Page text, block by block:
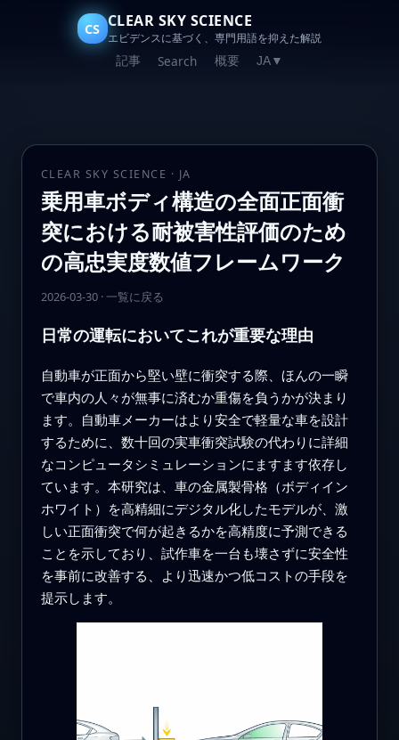
CS CLEAR SKY SCIENCE
エビデンスに基づく、専門用語を抑えた解説
記事 Search 概要 JA▼
CLEAR SKY SCIENCE · JA
乗用車ボディ構造の全面正面衝
突における耐被害性評価のため
の高忠実度数値フレームワーク
2026-03-30· 一覧に戻る
日常の運転においてこれが重要な理由
自動車が正面から堅い壁に衝突する際、ほんの一瞬
で車内の人々が無事に済むか重傷を負うかが決まり
ます。自動車メーカーはより安全で軽量な車を設計
するために、数十回の実車衝突試験の代わりに詳細
なコンピュータシミュレーションにますます依存し
ています。本研究は、車の金属製骨格（ボディイン
ホワイト）を高精細にデジタル化したモデルが、激
しい正面衝突で何が起きるかを高精度に予測できる
ことを示しており、試作車を一台も壊さずに安全性
を事前に改善する、より迅速かつ低コストの手段を
提示します。